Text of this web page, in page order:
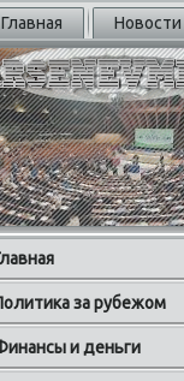
Главная Новости
за рубежом
и деньги